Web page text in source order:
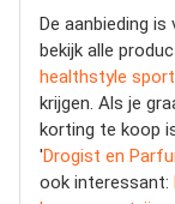
De aanbieding is
bekijk alle
healthstyle
krijgen. Als je
korting te koop
'Drogist en
ook interessant: